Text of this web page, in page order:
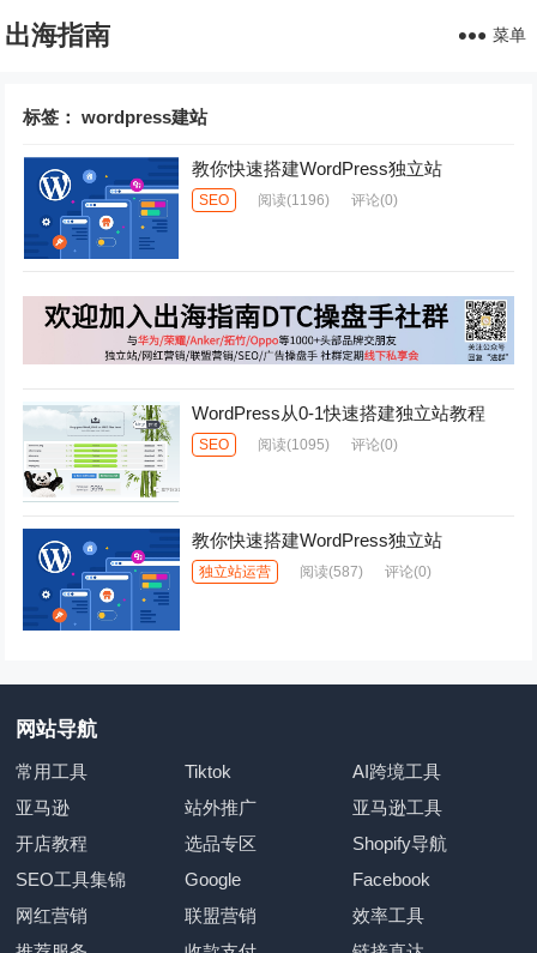
出海指南 菜单
标签：wordpress建站
教你快速搭建WordPress独立站
SEO 阅读(1196) 评论(0)
WordPress从0-1快速搭建独立站教程
SEO 阅读(1095) 评论(0)
教你快速搭建WordPress独立站
独立站运营 阅读(587) 评论(0)
网站导航
常用工具 Tiktok
AI跨境工具
亚马逊
站外推广
亚马逊工具
开店教程
选品专区
Shopify导航
SEO工具集锦
Google
Facebook
网红营销
联盟营销
效率工具